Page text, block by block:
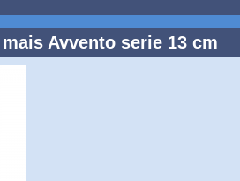
Avvento serie 13 cm